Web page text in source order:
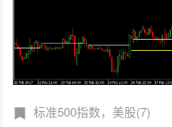
标准500指数，美股(7)